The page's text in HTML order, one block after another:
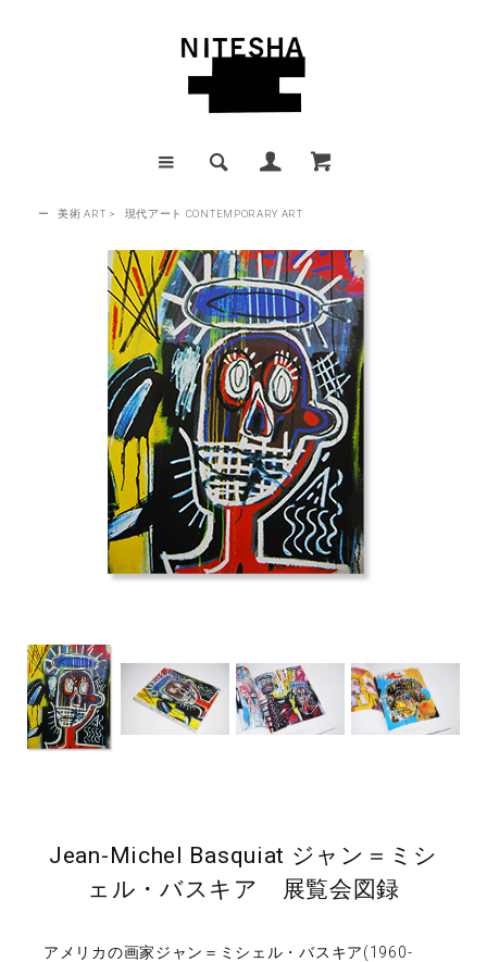
ー 美術 ART > 現代アート CONTEMPORARY ART
Jean-Michel Basquiat ジャン＝ミシ
ェル・バスキア 展覧会図録
アメリカの画家ジャン＝ミシェル・バスキア(1960-